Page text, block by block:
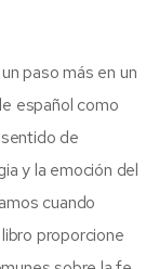
paso más en un
español como
de
y la emoción del
cuando
proporcione